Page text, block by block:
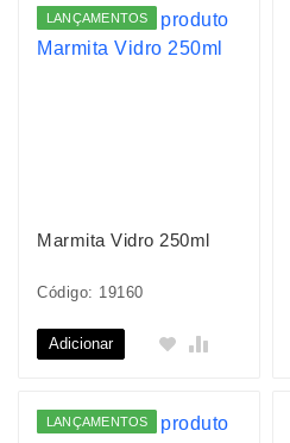
LANÇAMENTOS
Marmita Vidro 250ml
Código: 19160
Adicionar
LANÇAMENTOS